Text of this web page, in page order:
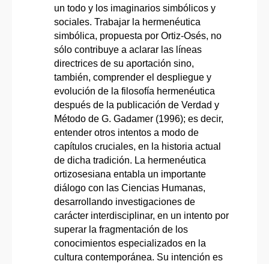
un todo y los imaginarios simbólicos y
sociales. Trabajar la hermenéutica
simbólica, propuesta por Ortiz-Osés, no
sólo contribuye a aclarar las líneas
directrices de su aportación sino,
también, comprender el despliegue y
evolución de la filosofía hermenéutica
después de la publicación de Verdad y
Método de G. Gadamer (1996); es decir,
entender otros intentos a modo de
capítulos cruciales, en la historia actual
de dicha tradición. La hermenéutica
ortizosesiana entabla un importante
diálogo con las Ciencias Humanas,
desarrollando investigaciones de
carácter interdisciplinar, en un intento por
superar la fragmentación de los
conocimientos especializados en la
cultura contemporánea. Su intención es